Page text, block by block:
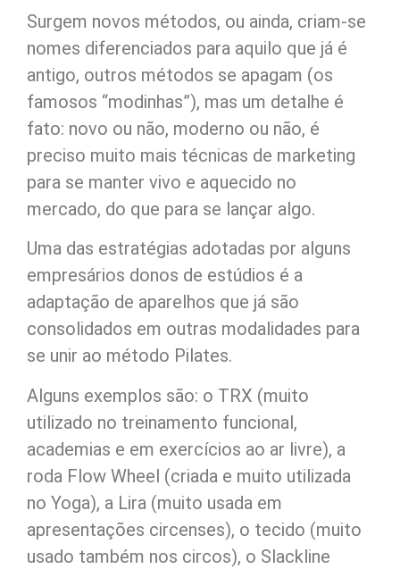
Surgem novos métodos, ou ainda, criam-se
nomes diferenciados para aquilo que já é
antigo, outros métodos se apagam (os
famosos “modinhas”), mas um detalhe é
fato: novo ou não, moderno ou não, é
preciso muito mais técnicas de marketing
para se manter vivo e aquecido no
mercado, do que para se lançar algo.
Uma das estratégias adotadas por alguns
empresários donos de estúdios é a
adaptação de aparelhos que já são
consolidados em outras modalidades para
se unir ao método Pilates.
Alguns exemplos são: o TRX (muito
utilizado no treinamento funcional,
academias e em exercícios ao ar livre), a
roda Flow Wheel (criada e muito utilizada
no Yoga), a Lira (muito usada em
apresentações circenses), o tecido (muito
usado também nos circos), o Slackline